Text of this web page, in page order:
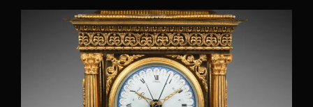
Restauration (1814 – 1848) (0)
Consulat (1799 – 1804) (1)
(0)
Directoire (1795 – 1799) (2)